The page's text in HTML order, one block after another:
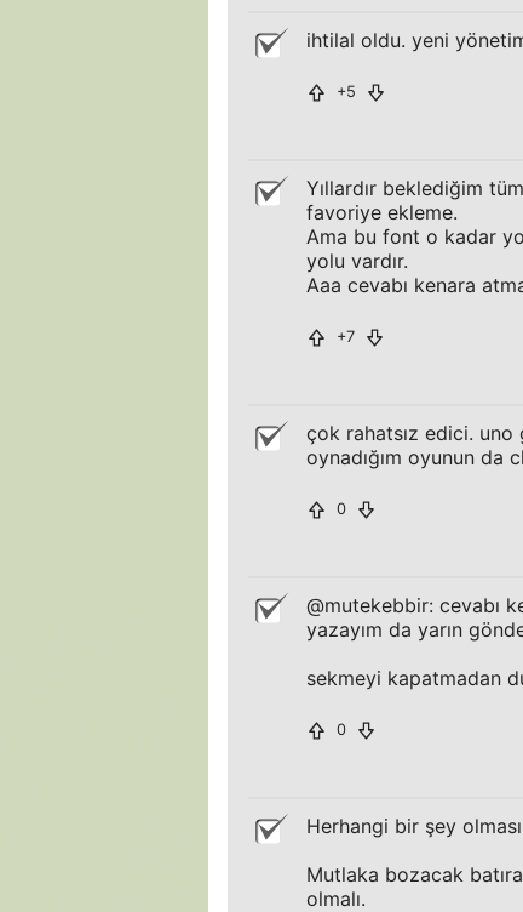
ihtilal oldu. yeni
+5
Yıllardır beklediğim
favoriye ekleme.
Ama bu font o kadar
yolu vardır.
Aaa cevabı kenara
+7
çok rahatsız edici.
oynadığım oyunun da
0
@mutekebbir: cevabı
yazayım da yarın
sekmeyi kapatmadan
0
Herhangi bir şey
Mutlaka bozacak
olmalı.